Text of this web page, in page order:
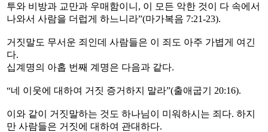
투와 비방과 교만과 우매함이니, 이 모든 악한 것이 다 속에서
나와서 사람을 더럽게 하느니라”(마가복음 7:21-23).
거짓말도 무서운 죄인데 사람들은 이 죄도 아주 가볍게 여긴
다.
십계명의 아홉 번째 계명은 다음과 같다.
“네 이웃에 대하여 거짓 증거하지 말라”(출애굽기 20:16).
이와 같이 거짓말하는 것도 하나님이 미워하시는 죄다. 하지
만 사람들은 거짓에 대하여 관대하다.